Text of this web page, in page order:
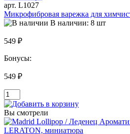
арт. L1027
Микрофибровая варежка для
В наличии: 8 шт
549 ₽
Бонусы:
549 ₽
Вы смотрели